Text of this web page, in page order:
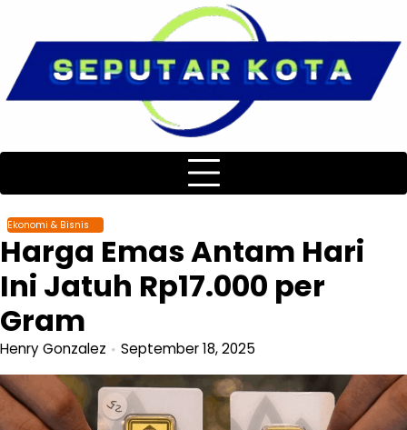
content
Ekonomi & Bisnis
Harga Emas Antam Hari
Ini Jatuh Rp17.000 per
Gram
Henry Gonzalez September 18, 2025